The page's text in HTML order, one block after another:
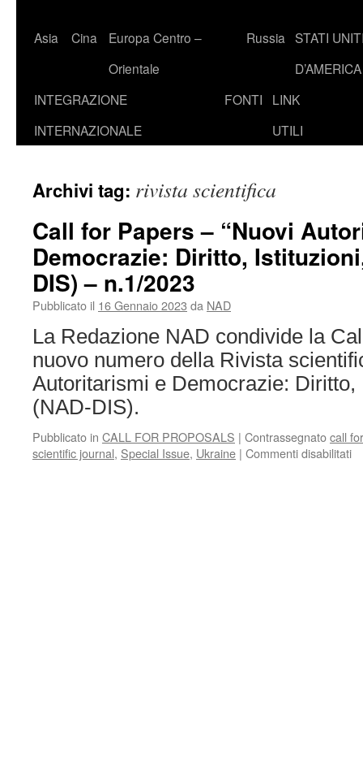
Asia Cina
Europa Centro –
Orientale
Russia STATI
D’AMERICA
INTEGRAZIONE
INTERNAZIONALE
FONTI
LINK
UTILI
Archivi tag: rivista scientifica
Call for Papers – “Nuovi
Democrazie: Diritto,
DIS) – n.1/2023
Pubblicato il 16 Gennaio 2023 da NAD
La Redazione NAD condivide la
nuovo numero della Rivista
Autoritarismi e Democrazie: Diritto,
(NAD-DIS).
Pubblicato in CALL FOR PROPOSALS | Contrassegnatocall
scientific journal, Special Issue, Ukraine | Commenti disabilitatisu